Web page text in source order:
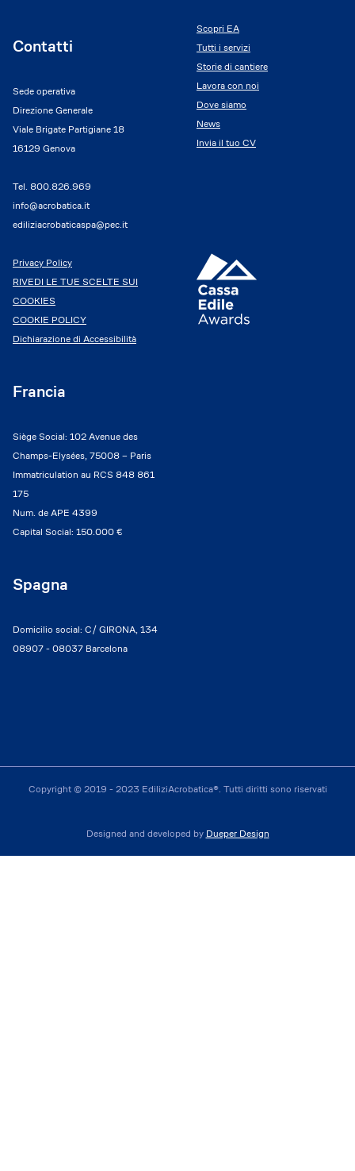
Contatti
Sede operativa
Direzione Generale
Viale Brigate Partigiane 18
16129 Genova
Tel. 800.826.969
info@acrobatica.it
ediliziacrobaticaspa@pec.it
Scopri EA
Tutti i servizi
Storie di cantiere
Lavora con noi
Dove siamo
News
Invia il tuo CV
Privacy Policy
RIVEDI LE TUE SCELTE SUI
COOKIES
COOKIE POLICY
Dichiarazione di Accessibilità
Francia
Siège Social: 102 Avenue des
Champs-Elysées, 75008 – Paris
Immatriculation au RCS 848 861
175
Num. de APE 4399
Capital Social: 150.000 €
Spagna
Domicilio social: C/ GIRONA, 134
08907 - 08037 Barcelona
Copyright © 2019 - 2023 EdiliziAcrobatica®. Tutti diritti sono riservati
Designed and developed by Dueper Design